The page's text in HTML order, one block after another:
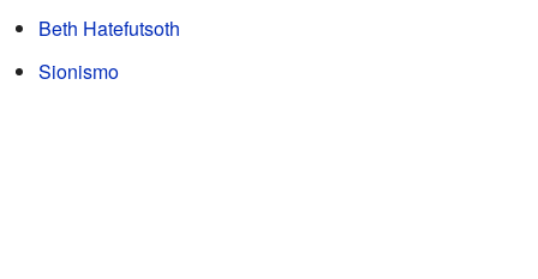
Beth Hatefutsoth
Sionismo